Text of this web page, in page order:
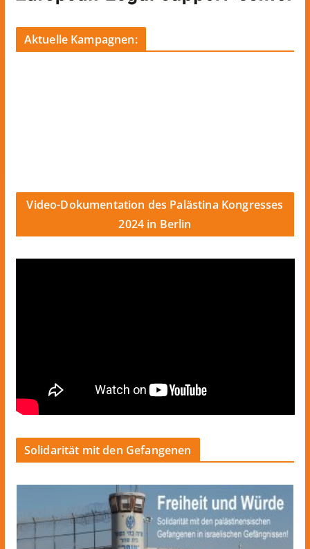
Aktuelle Kampagnen:
Video-Dokumentation des Palästina Kongresses
2024 in Berlin
Solidarität mit den Gefangenen